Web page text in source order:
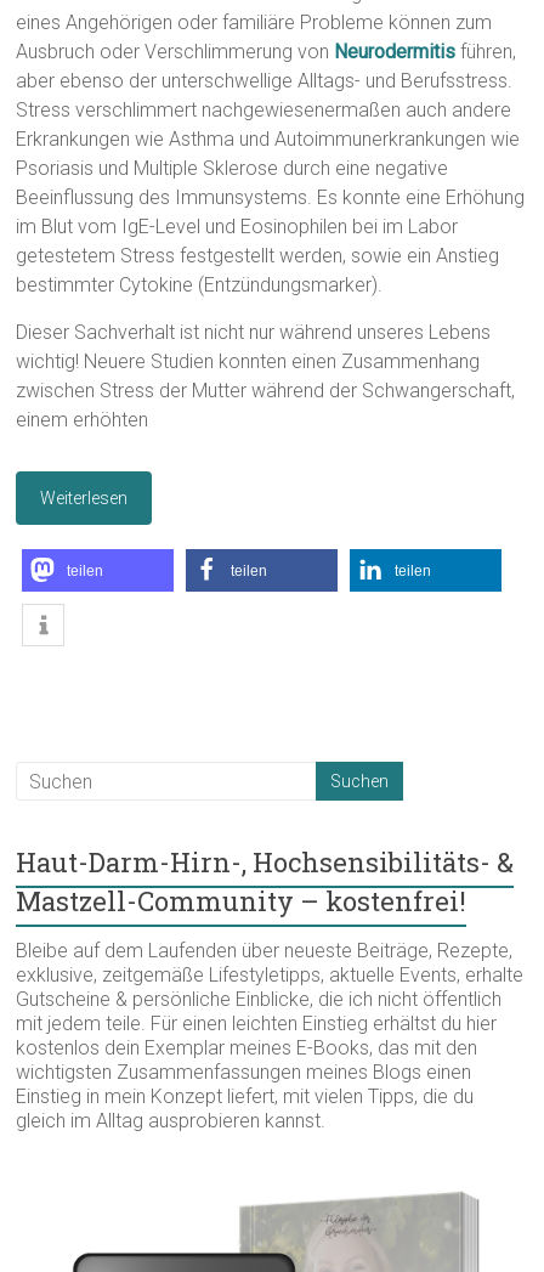
eines Angehörigen oder familiäre Probleme können zum
Ausbruch oder Verschlimmerung von Neurodermitis führen,
aber ebenso der unterschwellige Alltags- und Berufsstress.
Stress verschlimmert nachgewiesenermaßen auch andere
Erkrankungen wie Asthma und Autoimmunerkrankungen wie
Psoriasis und Multiple Sklerose durch eine negative
Beeinflussung des Immunsystems. Es konnte eine Erhöhung
im Blut vom IgE-Level und Eosinophilen bei im Labor
getestetem Stress festgestellt werden, sowie ein Anstieg
bestimmter Cytokine (Entzündungsmarker).
Dieser Sachverhalt ist nicht nur während unseres Lebens
wichtig! Neuere Studien konnten einen Zusammenhang
zwischen Stress der Mutter während der Schwangerschaft,
einem erhöhten
Weiterlesen
teilen teilen teilen
Haut-Darm-Hirn-, Hochsensibilitäts- &
Mastzell-Community – kostenfrei!
Bleibe auf dem Laufenden über neueste Beiträge, Rezepte,
exklusive, zeitgemäße Lifestyletipps, aktuelle Events, erhalte
Gutscheine & persönliche Einblicke, die ich nicht öffentlich
mit jedem teile. Für einen leichten Einstieg erhältst du hier
kostenlos dein Exemplar meines E-Books, das mit den
wichtigsten Zusammenfassungen meines Blogs einen
Einstieg in mein Konzept liefert, mit vielen Tipps, die du
gleich im Alltag ausprobieren kannst.